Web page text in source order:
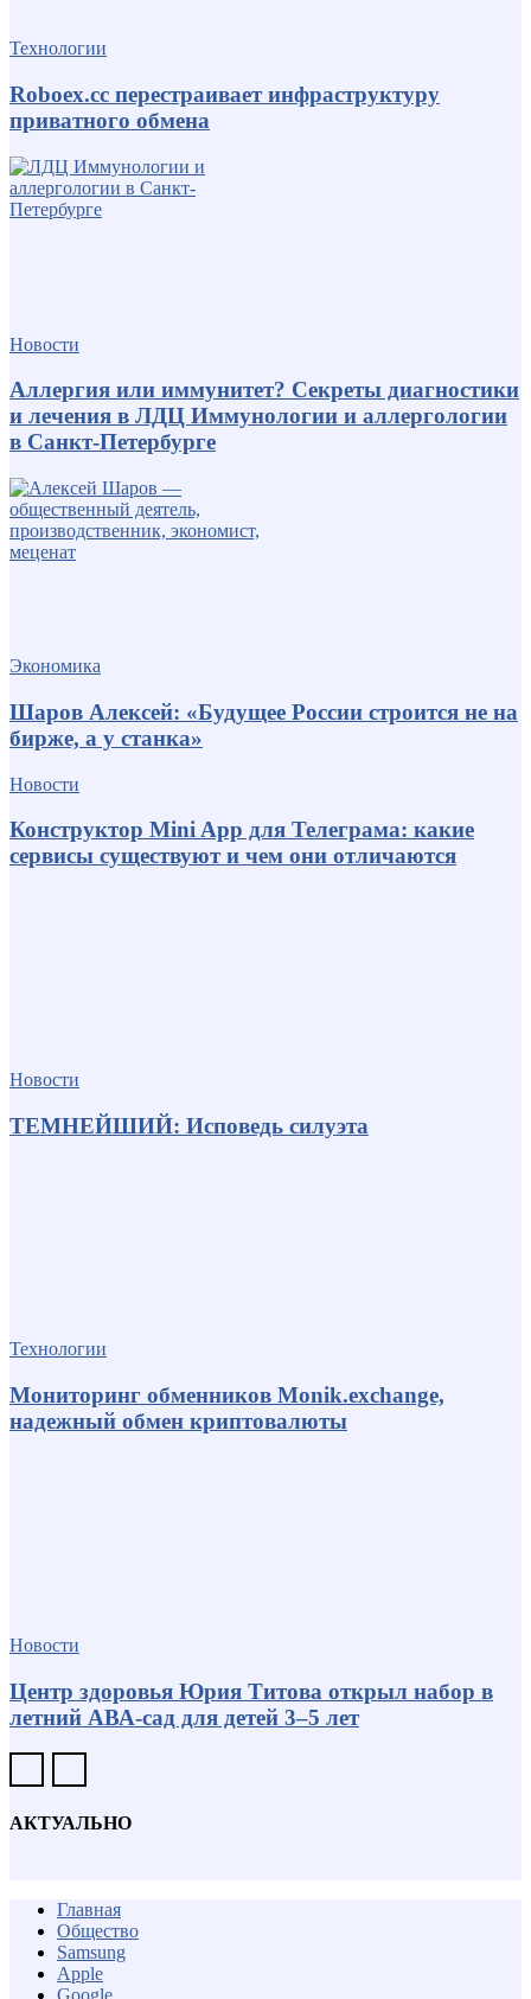
Технологии
Roboex.cc перестраивает инфраструктуру
приватного обмена
Новости
Аллергия или иммунитет? Секреты диагностики
и лечения в ЛДЦ Иммунологии и аллергологии
в Санкт-Петербурге
Экономика
Шаров Алексей: «Будущее России строится не на
бирже, а у станка»
Новости
Конструктор Mini App для Телеграма: какие
сервисы существуют и чем они отличаются
Новости
ТЕМНЕЙШИЙ: Исповедь силуэта
Технологии
Мониторинг обменников Monik.exchange,
надежный обмен криптовалюты
Новости
Центр здоровья Юрия Титова открыл набор в
летний АВА-сад для детей 3–5 лет
АКТУАЛЬНО
Главная
Общество
Samsung
Apple
Google